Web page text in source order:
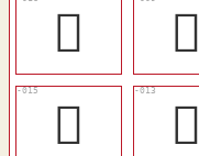
󵺭
󵺦
󵺬
󵺪